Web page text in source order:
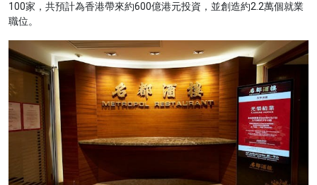
100家，共預計為香港帶來約600億港元投資，並創造約2.2萬個就業
職位。